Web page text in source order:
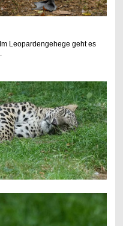
Leopardengehege geht es